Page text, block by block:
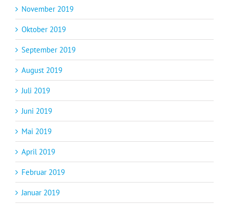
November 2019
Oktober 2019
September 2019
August 2019
Juli 2019
Juni 2019
Mai 2019
April 2019
Februar 2019
Januar 2019